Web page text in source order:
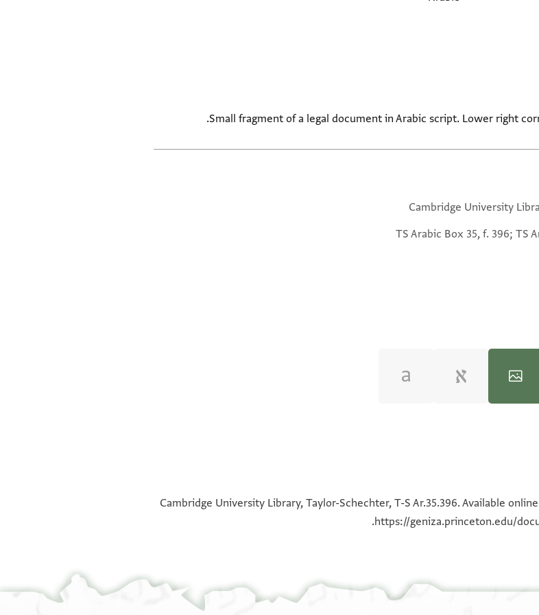
Small fragment of a legal document in Arabic script. Lower right
Cambridge University
TS Arabic Box 35, f. 396; TS
100%
100%
Cambridge University Library, Taylor-Schechter, T-S Ar.35.396. Available
https://geniza.princeton.edu/